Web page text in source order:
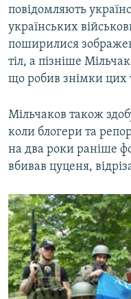
повідомляють
українських
поширилися
тіл, а пізніше
що робив знімки цих
Мільчаков також
коли блогери та
на два роки раніше
вбивав цуценя,